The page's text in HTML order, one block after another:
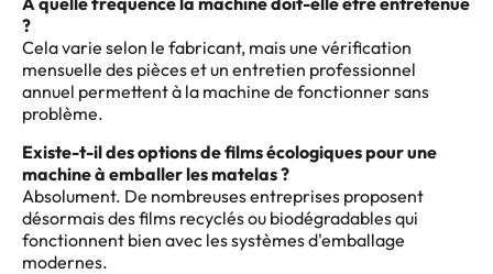
?
Cela varie selon le fabricant, mais une vérification
mensuelle des pièces et un entretien professionnel
annuel permettent à la machine de fonctionner sans
problème.
Existe-t-il des options de films écologiques pour une
machine à emballer les matelas ?
Absolument. De nombreuses entreprises proposent
désormais des films recyclés ou biodégradables qui
fonctionnent bien avec les systèmes d'emballage
modernes.